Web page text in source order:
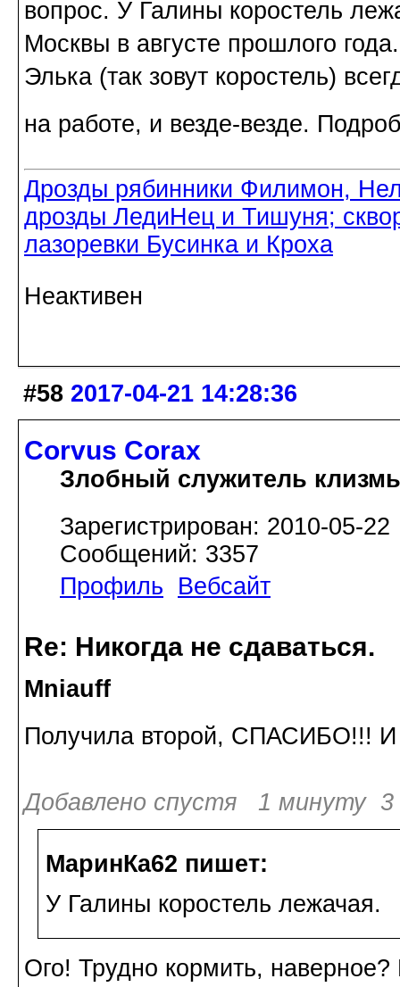
вопрос. У Галины коростель
Москвы в августе прошлого
Элька (так зовут коростель)
на работе, и везде-везде.
Дрозды рябинники Филимон,
дрозды ЛедиНец и Тишуня;
лазоревки Бусинка и Кроха
Неактивен
#58 2017-04-21 14:28:36
Corvus Corax
Злобный служитель
Зарегистрирован: 2010-05-22
Сообщений: 3357
Профиль
Вебсайт
Re: Никогда не сдаваться.
Mniauff
Получила второй, СПАСИБО!!! И
Добавлено спустя 1 минуту 3
МаринКа62 пишет:
У Галины коростель лежачая.
Ого! Трудно кормить,